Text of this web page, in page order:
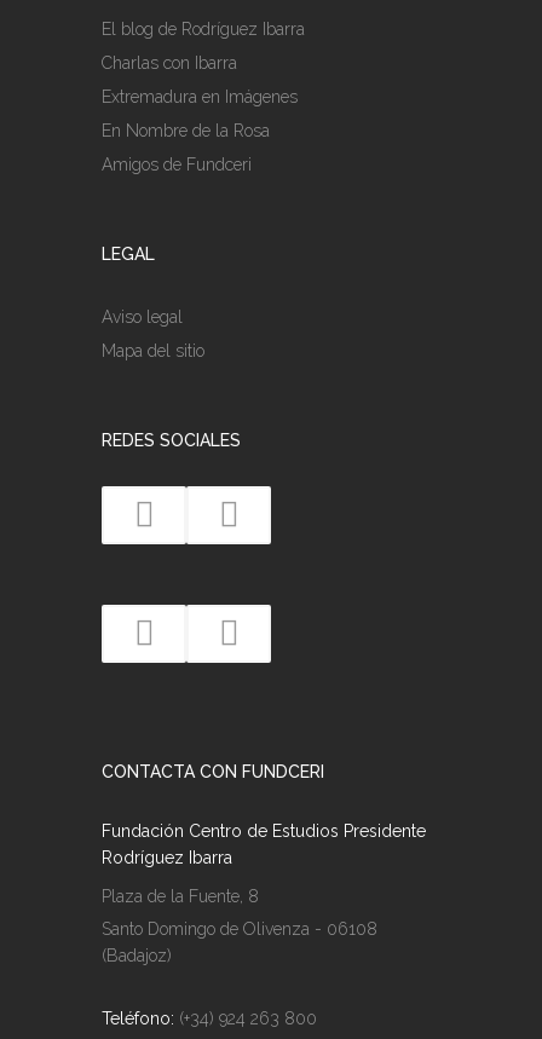
El blog de Rodríguez Ibarra
Charlas con Ibarra
Extremadura en Imágenes
En Nombre de la Rosa
Amigos de Fundceri
LEGAL
Aviso legal
Mapa del sitio
REDES SOCIALES
CONTACTA CON FUNDCERI
Fundación Centro de Estudios Presidente
Rodríguez Ibarra
Plaza de la Fuente, 8
Santo Domingo de Olivenza - 06108
(Badajoz)
Teléfono: (+34) 924 263 800